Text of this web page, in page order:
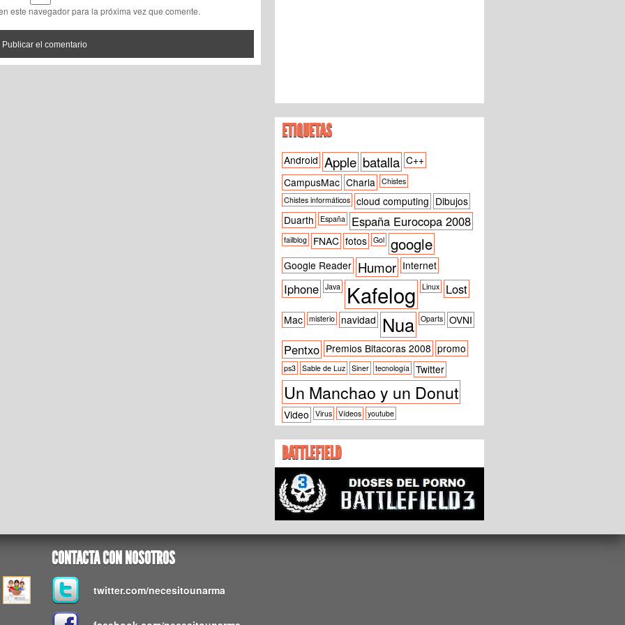
este navegador para la próxima vez que comente.
ETIQUETAS
Android Apple batalla C++
CampusMac Charla Chistes
Chistes informáticos cloud computing Dibujos
Duarth
España España Eurocopa 2008
failblog FNAC fotos Gol google
Google Reader Humor Internet
Iphone Java Kafelog Linux Lost
Mac misterio navidad Nua Oparts OVNI
Pentxo Premios Bitacoras 2008 promo
ps3 Sable de Luz Siner tecnología Twitter
Un Manchao y un Donut
Video Virus Vídeos youtube
BATTLEFIELD
CONTACTA CON NOSOTROS
twitter.com/necesitounarma